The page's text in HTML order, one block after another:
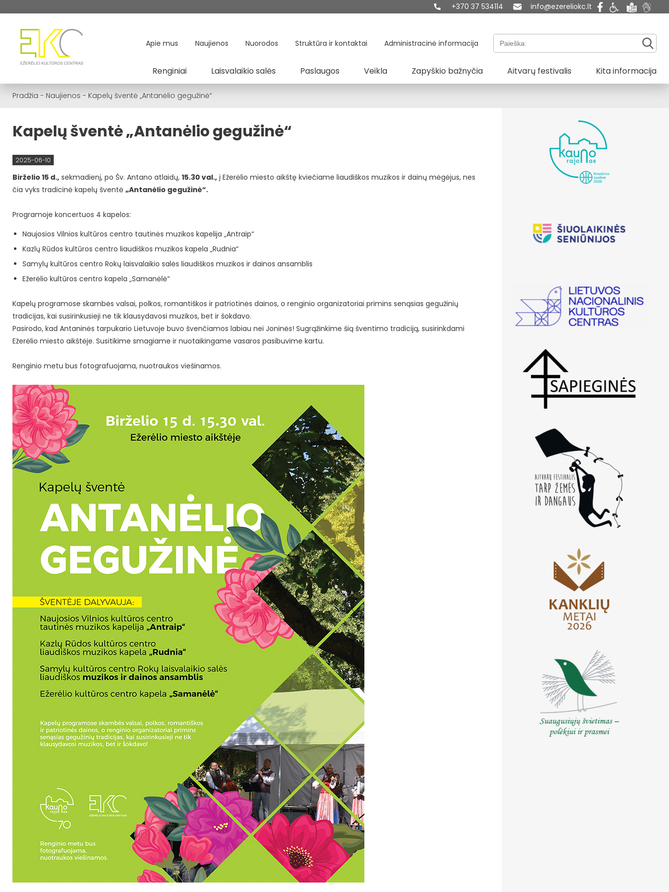
+370 37 534114 info@ezereliokc.lt
Apie mus Naujienos Nuorodos Struktūra ir kontaktai Administracinė informacija Paieška:
Renginiai Laisvalaikio salės Paslaugos Veikla Zapyškio bažnyčia Aitvarų festivalis Kita informacija
Pradžia - Naujienos - Kapelų šventė „Antanėlio gegužinė“
Kapelų šventė „Antanėlio gegužinė“
2025-06-10
Birželio 15 d., sekmadienį, po Šv. Antano atlaidų, 15.30 val., į Ežerėlio miesto aikštę kviečiame liaudiškos muzikos ir dainų mėgėjus, nes
čia vyks tradicinė kapelų šventė „Antanėlio gegužinė“.
Programoje koncertuos 4 kapelos:
Naujosios Vilnios kultūros centro tautinės muzikos kapelija „Antraip“
Kazlų Rūdos kultūros centro liaudiškos muzikos kapela „Rudnia“
Samylų kultūros centro Rokų laisvalaikio salės liaudiškos muzikos ir dainos ansamblis
Ežerėlio kultūros centro kapela „Samanėlė“
Kapelų programose skambės valsai, polkos, romantiškos ir patriotinės dainos, o renginio organizatoriai primins senąsias gegužinių
tradicijas, kai susirinkusieji ne tik klausydavosi muzikos, bet ir šokdavo.
Pasirodo, kad Antaninės tarpukario Lietuvoje buvo švenčiamos labiau nei Joninės! Sugrąžinkime šią šventimo tradiciją, susirinkdami
Ežerėlio miesto aikštėje. Susitikime smagiame ir nuotaikingame vasaros pasibuvime kartu.
Renginio metu bus fotografuojama, nuotraukos viešinamos.